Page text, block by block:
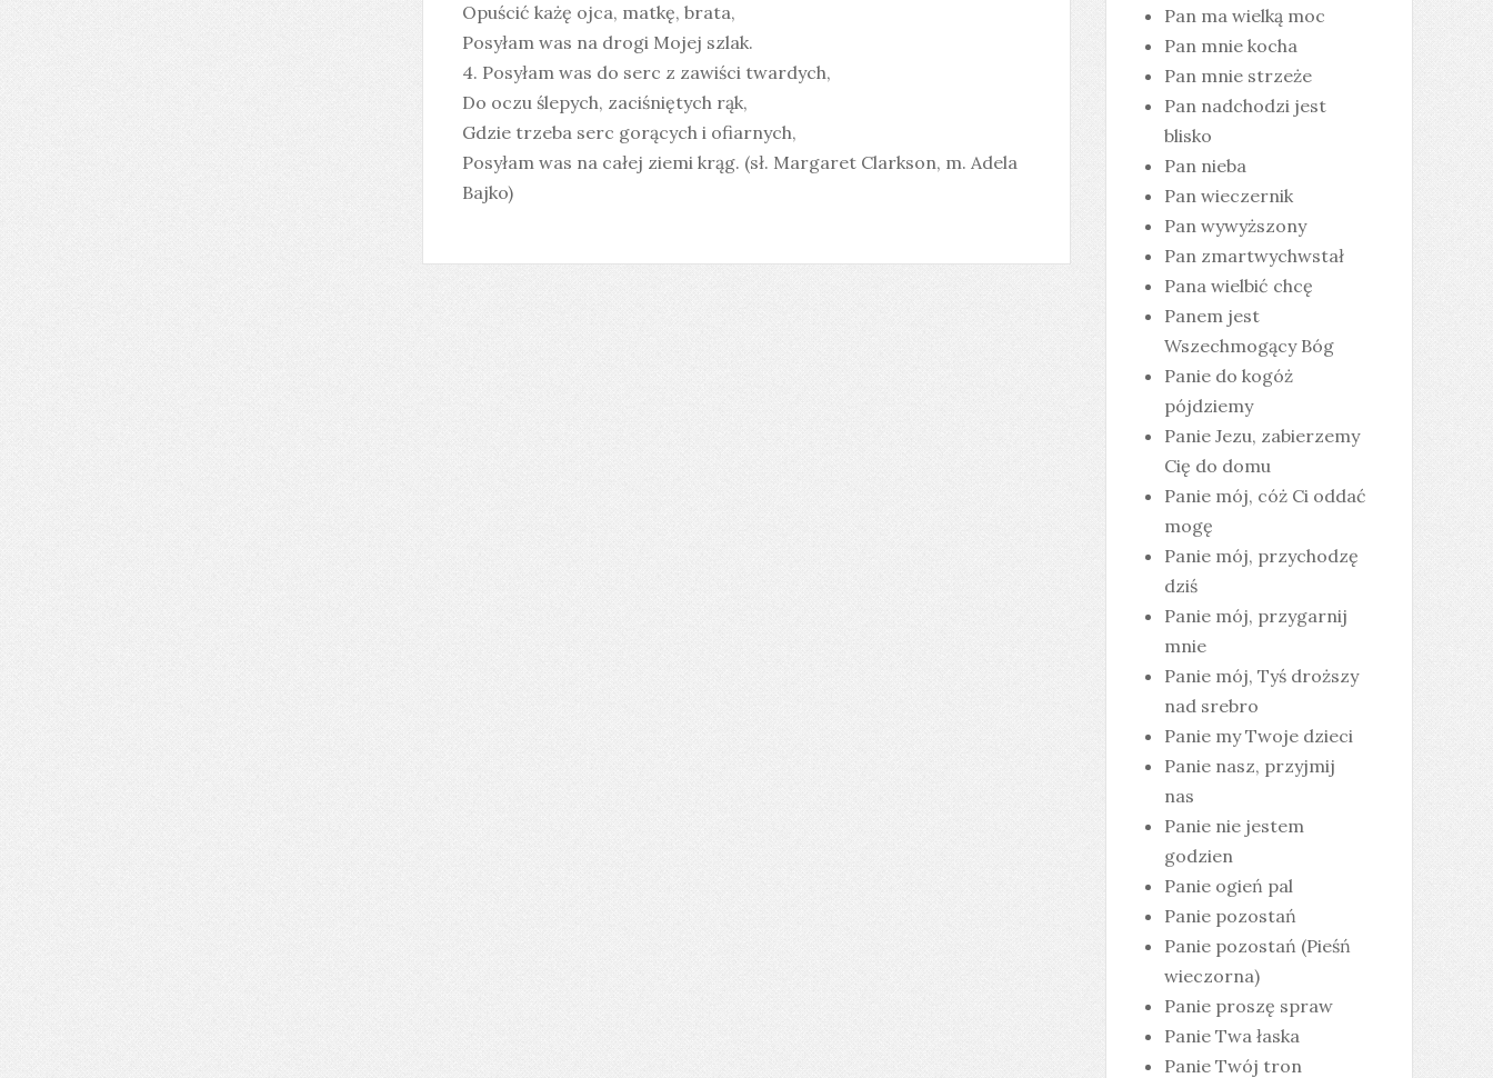
Opuścić każę ojca, matkę, brata,
Posyłam was na drogi Mojej szlak.
4. Posyłam was do serc z zawiści twardych,
Do oczu ślepych, zaciśniętych rąk,
Gdzie trzeba serc gorących i ofiarnych,
Posyłam was na całej ziemi krąg. (sł. Margaret Clarkson, m. Adela
Bajko)
Pan ma wielką moc
Pan mnie kocha
Pan mnie strzeże
Pan nadchodzi jest
blisko
Pan nieba
Pan wieczernik
Pan wywyższony
Pan zmartwychwstał
Pana wielbić chcę
Panem jest
Wszechmogący Bóg
Panie do kogóż
pójdziemy
Panie Jezu, zabierzemy
Cię do domu
Panie mój, cóż Ci oddać
mogę
Panie mój, przychodzę
dziś
Panie mój, przygarnij
mnie
Panie mój, Tyś droższy
nad srebro
Panie my Twoje dzieci
Panie nasz, przyjmij
nas
Panie nie jestem
godzien
Panie ogień pal
Panie pozostań
Panie pozostań (Pieśń
wieczorna)
Panie proszę spraw
Panie Twa łaska
Panie Twój tron